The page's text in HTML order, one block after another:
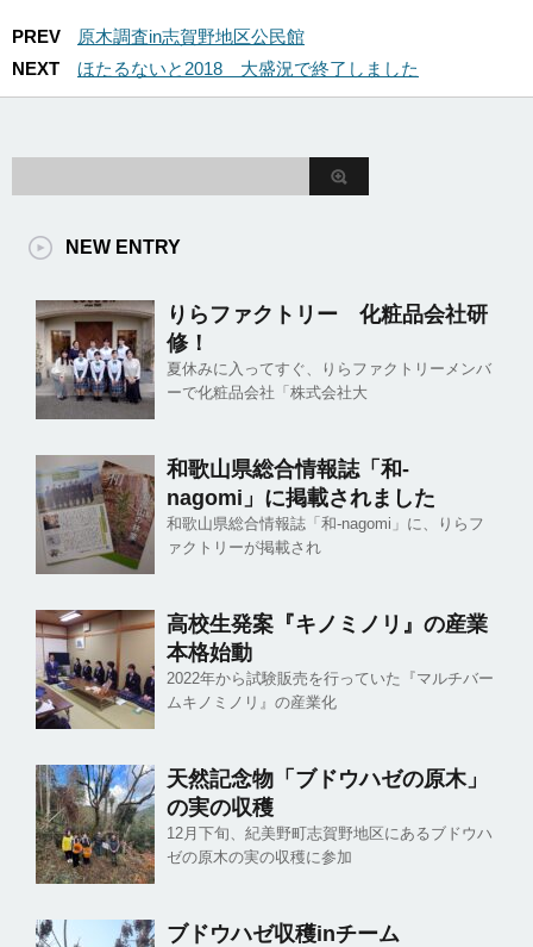
PREV
原木調査in志賀野地区公民館
NEXT
ほたるないと2018 大盛況で終了しました
NEW ENTRY
りらファクトリー 化粧品会社研
修！
夏休みに入ってすぐ、りらファクトリーメンバ
ーで化粧品会社「株式会社大
和歌山県総合情報誌「和-
nagomi」に掲載されました
和歌山県総合情報誌「和-nagomi」に、りらフ
ァクトリーが掲載され
高校生発案『キノミノリ』の産業
本格始動
2022年から試験販売を行っていた『マルチバー
ムキノミノリ』の産業化
天然記念物「ブドウハゼの原木」
の実の収穫
12月下旬、紀美野町志賀野地区にあるブドウハ
ゼの原木の実の収穫に参加
ブドウハゼ収穫inチーム